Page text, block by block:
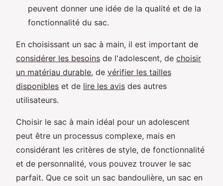
peuvent donner une idée de la qualité et de la
fonctionnalité du sac.
En choisissant un sac à main, il est important de
considérer les besoins de l'adolescent, de choisir
un matériau durable, de vérifier les tailles
disponibles et de lire les avis des autres
utilisateurs.
Choisir le sac à main idéal pour un adolescent
peut être un processus complexe, mais en
considérant les critères de style, de fonctionnalité
et de personnalité, vous pouvez trouver le sac
parfait. Que ce soit un sac bandoulière, un sac en